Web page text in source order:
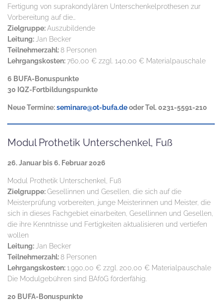
Fertigung von suprakondylären Unterschenkelprothesen zur
Vorbereitung auf die…
Zielgruppe:Auszubildende
Leitung: Jan Becker
Teilnehmerzahl:8 Personen
Lehrgangskosten:760,00 € zzgl. 140,00 € Materialpauschale
6 BUFA-Bonuspunkte
30 IQZ-Fortbildungspunkte
Neue Termine:seminare@ot-bufa.deoder Tel. 0231-5591-210
Modul Prothetik Unterschenkel, Fuß
26. Januar bis 6. Februar 2026
Modul Prothetik Unterschenkel, Fuß
Zielgruppe:Gesellinnen und Gesellen, die sich auf die
Meisterprüfung vorbereiten, junge Meisterinnen und Meister, die
sich in dieses Fachgebiet einarbeiten, Gesellinnen und Gesellen,
die ihre Kenntnisse und Fertigkeiten aktualisieren und vertiefen
wollen
Leitung: Jan Becker
Teilnehmerzahl:8 Personen
Lehrgangskosten:1.990,00 € zzgl. 200,00 € Materialpauschale
Die Modulgebühren sind BAföG förderfähig.
20 BUFA-Bonuspunkte